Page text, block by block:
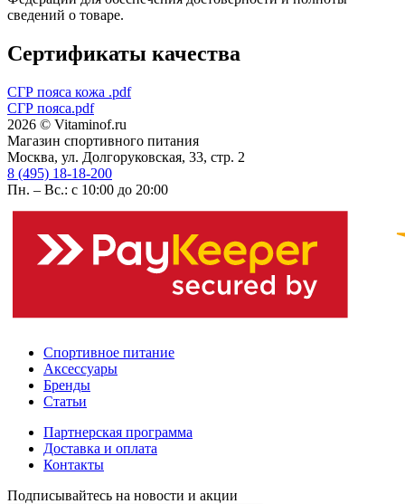
сведений о товаре.
Сертификаты качества
СГР пояса кожа .pdf
СГР пояса.pdf
2026 © Vitaminof.ru
Магазин спортивного питания
Москва, ул. Долгоруковская, 33, стр. 2
8 (495) 18-18-200
Пн. – Вс.: с 10:00 до 20:00
Спортивное питание
Аксессуары
Бренды
Статьи
Партнерская программа
Доставка и оплата
Контакты
Подписывайтесь на новости и акции